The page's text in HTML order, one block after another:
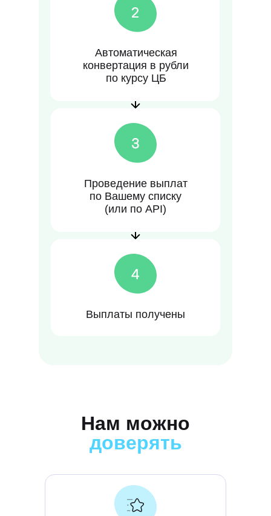
Автоматическая
конвертация в рубли
по курсу ЦБ
Проведение выплат
по Вашему списку
(или по API)
Выплаты получены
Нам можно
доверять